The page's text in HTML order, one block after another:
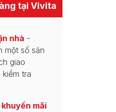
tại Vivita
nhà -
một số sản
giao
tra
mãi